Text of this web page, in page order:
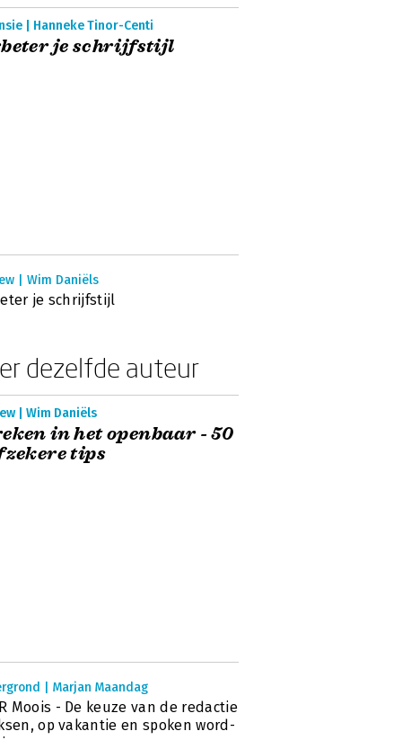
| Hanneke Tinor-Centi
je schrijfstijl
| Wim Daniëls
je schrijfstijl
dezelfde auteur
| Wim Daniëls
in het openbaar - 50
tips
| Marjan Maandag
Moois - De keuze van de redactie
op vakantie en spoken word-